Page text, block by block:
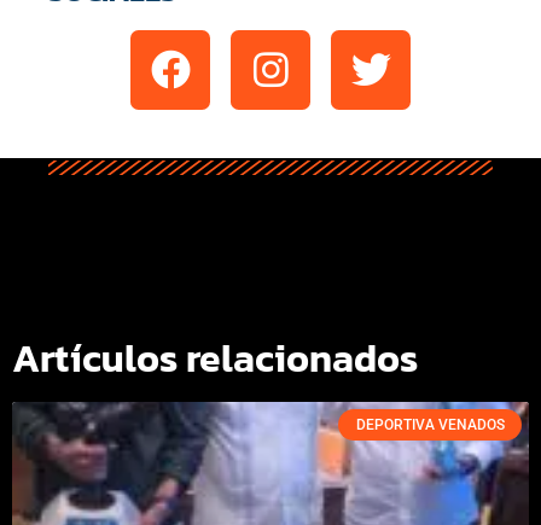
Artículos relacionados
DEPORTIVA VENADOS